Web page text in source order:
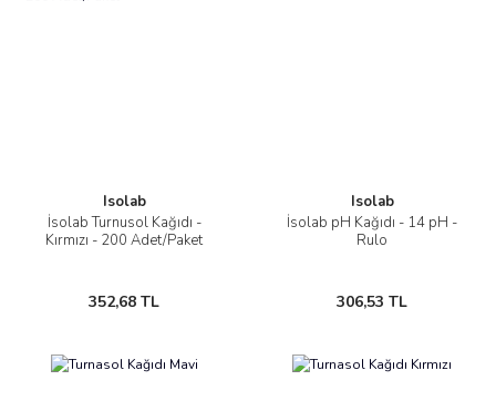
Isolab
İsolab Turnusol Kağıdı -
Kırmızı - 200 Adet/Paket
352,68 TL
Isolab
İsolab pH Kağıdı - 14 pH -
Rulo
306,53 TL